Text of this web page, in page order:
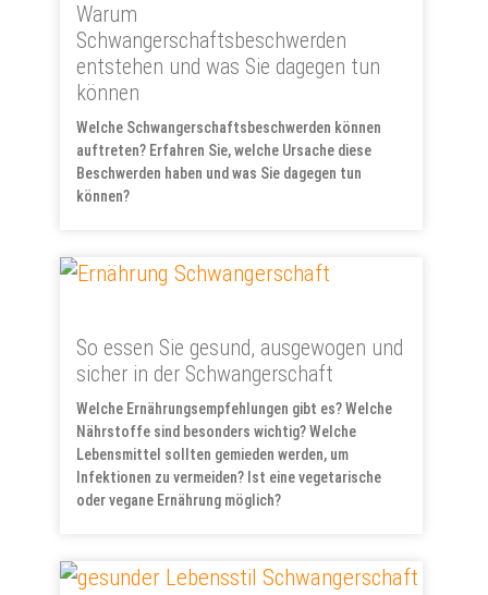
Warum
Schwangerschaftsbeschwerden
entstehen und was Sie dagegen tun
können
Welche Schwangerschaftsbeschwerden können
auftreten? Erfahren Sie, welche Ursache diese
Beschwerden haben und was Sie dagegen tun
können?
So essen Sie gesund, ausgewogen und
sicher in der Schwangerschaft
Welche Ernährungsempfehlungen gibt es? Welche
Nährstoffe sind besonders wichtig? Welche
Lebensmittel sollten gemieden werden, um
Infektionen zu vermeiden? Ist eine vegetarische
oder vegane Ernährung möglich?